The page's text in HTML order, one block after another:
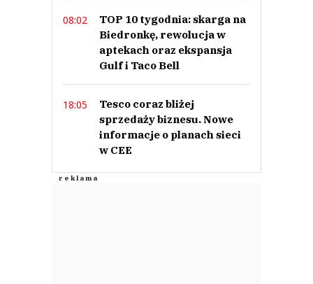
08:02
TOP 10 tygodnia: skarga na
Biedronkę, rewolucja w
aptekach oraz ekspansja
Gulf i Taco Bell
18:05
Tesco coraz bliżej
sprzedaży biznesu. Nowe
informacje o planach sieci
w CEE